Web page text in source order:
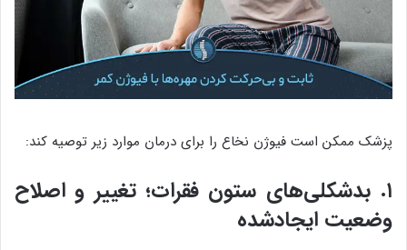
پزشک ممکن است فیوژن نخاع را برای درمان موارد زیر توصیه کند:
۱. بدشکلی‌های ستون فقرات؛ تغییر و اصلاح
وضعیت ایجادشده